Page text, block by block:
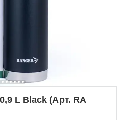
L Black (Арт. RA